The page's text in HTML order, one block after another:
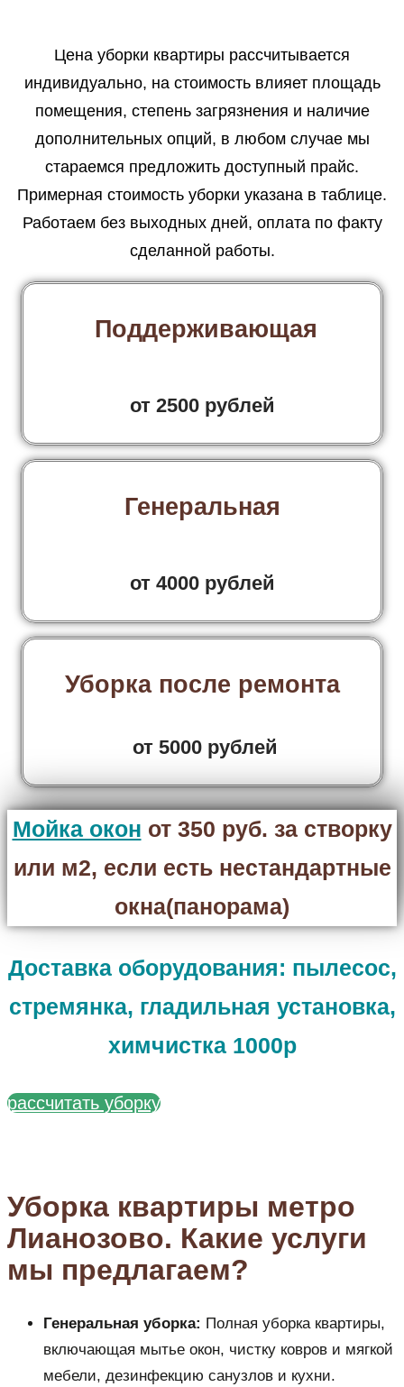
Цена уборки квартиры рассчитывается
индивидуально, на стоимость влияет площадь
помещения, степень загрязнения и наличие
дополнительных опций, в любом случае мы
стараемся предложить доступный прайс.
Примерная стоимость уборки указана в таблице.
Работаем без выходных дней, оплата по факту
сделанной работы.
Поддерживающая
от 2500 рублей
Генеральная
от 4000 рублей
Уборка после ремонта
от 5000 рублей
Мойка окон от 350 руб. за створку
или м2, если есть нестандартные
окна(панорама)
Доставка оборудования: пылесос,
стремянка, гладильная установка,
химчистка 1000р
рассчитать уборку
Уборка квартиры метро
Лианозово. Какие услуги
мы предлагаем?
Генеральная уборка: Полная уборка квартиры,
включающая мытье окон, чистку ковров и мягкой
мебели, дезинфекцию санузлов и кухни.